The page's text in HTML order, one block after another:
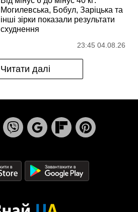
Могилевська, Бобул, Заріцька та
інші зірки показали результати
схуднення
23:45 04.08.26
Читати далі